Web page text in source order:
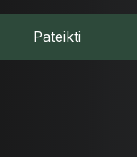
Pateikti